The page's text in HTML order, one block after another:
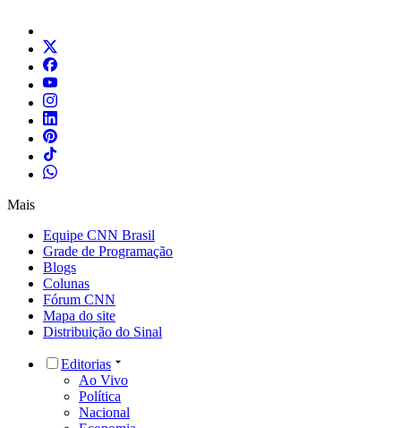
Mais
Equipe CNN Brasil
Grade de Programação
Blogs
Colunas
Fórum CNN
Mapa do site
Distribuição do Sinal
Editorias
Ao Vivo
Política
Nacional